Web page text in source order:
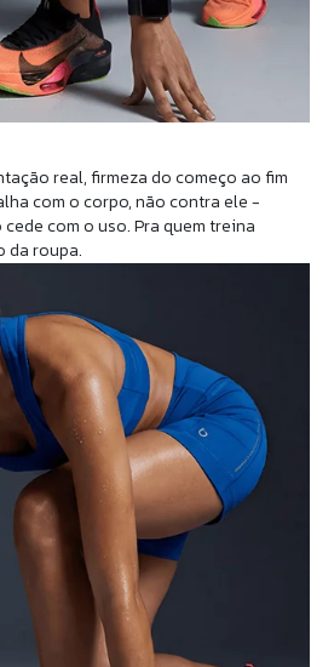
real, firmeza do começo ao fim
com o corpo, não contra ele -
com o uso. Pra quem treina
da roupa.